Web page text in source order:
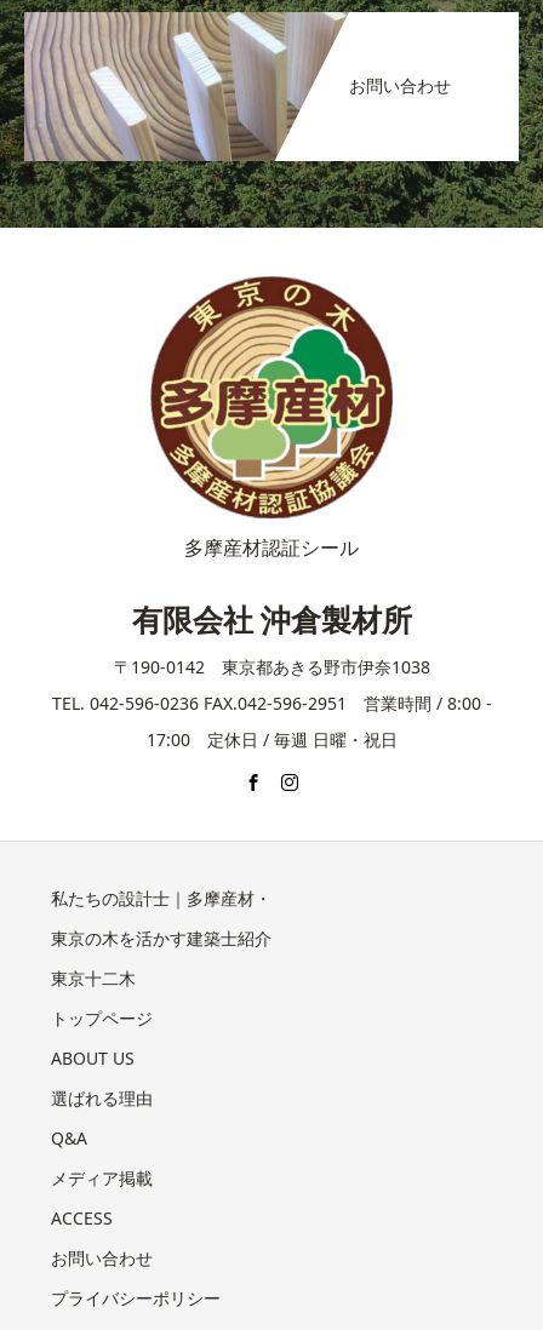
お問い合わせ
多摩産材認証シール
有限会社 沖倉製材所
〒190-0142 東京都あきる野市伊奈1038
TEL. 042-596-0236 FAX.042-596-2951 営業時間 / 8:00 -
17:00 定休日 / 毎週 日曜・祝日
私たちの設計士｜多摩産材・
東京の木を活かす建築士紹介
東京十二木
トップページ
ABOUT US
選ばれる理由
Q&A
メディア掲載
ACCESS
お問い合わせ
プライバシーポリシー